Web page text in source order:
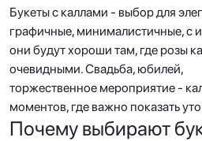
Букеты с каллами - выбор для
графичные, минималистичные, с
они будут хороши там, где розы
очевидными. Свадьба, юбилей,
торжественное мероприятие -
моментов, где важно показать
Почему выбирают